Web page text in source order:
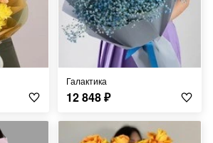
Галактика
12 848₽